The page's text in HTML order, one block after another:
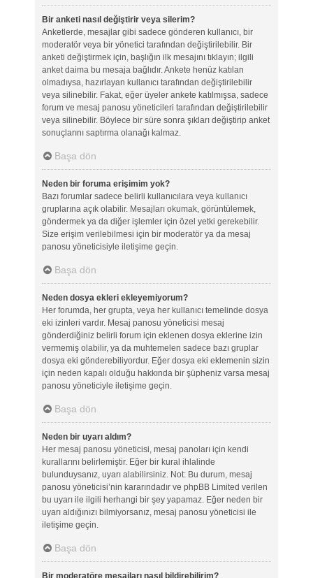
Bir anketi nasıl değiştirir veya silerim?
Anketlerde, mesajlar gibi sadece gönderen kullanıcı, bir
moderatör veya bir yönetici tarafından değiştirilebilir. Bir
anketi değiştirmek için, başlığın ilk mesajını tıklayın; ilgili
anket daima bu mesaja bağlıdır. Ankete henüz katılan
olmadıysa, hazırlayan kullanıcı tarafından değiştirilebilir
veya silinebilir. Fakat, eğer üyeler ankete katılmışsa, sadece
forum ve mesaj panosu yöneticileri tarafından değiştirilebilir
veya silinebilir. Böylece bir süre sonra şıkları değiştirip anket
sonuçlarını saptırma olanağı kalmaz.
Başa dön
Neden bir foruma erişimim yok?
Bazı forumlar sadece belirli kullanıcılara veya kullanıcı
gruplarına açık olabilir. Mesajları okumak, görüntülemek,
göndermek ya da diğer işlemler için özel yetki gerekebilir.
Size erişim verilebilmesi için bir moderatör ya da mesaj
panosu yöneticisiyle iletişime geçin.
Başa dön
Neden dosya ekleri ekleyemiyorum?
Her forumda, her grupta, veya her kullanıcı temelinde dosya
eki izinleri vardır. Mesaj panosu yöneticisi mesaj
gönderdiğiniz belirli forum için eklenen dosya eklerine izin
vermemiş olabilir, ya da muhtemelen sadece bazı gruplar
dosya eki gönderebiliyordur. Eğer dosya eki eklemenin sizin
için neden kapalı olduğu hakkında bir şüpheniz varsa mesaj
panosu yöneticiyle iletişime geçin.
Başa dön
Neden bir uyarı aldım?
Her mesaj panosu yöneticisi, mesaj panoları için kendi
kurallarını belirlemiştir. Eğer bir kural ihlalinde
bulunduysanız, uyarı alabilirsiniz. Not: Bu durum, mesaj
panosu yöneticisi’nin kararındadır ve phpBB Limited verilen
bu uyarı ile ilgili herhangi bir şey yapamaz. Eğer neden bir
uyarı aldığınızı bilmiyorsanız, mesaj panosu yöneticisi ile
iletişime geçin.
Başa dön
Bir moderatöre mesajları nasıl bildirebilirim?